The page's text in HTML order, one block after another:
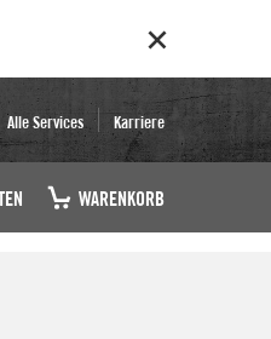
Alle Services Karriere
WARENKORB